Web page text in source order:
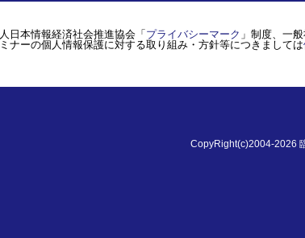
日本情報経済社会推進協会「プライバシーマーク 」制度、一
ナーの個人情報保護に対する取り組み・方針等につきましては
CopyRight(c)2004-2026